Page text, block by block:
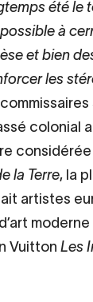
été le
à
et bien
les
colonial
la Terre, la
artistes
moderne
Vuitton Les